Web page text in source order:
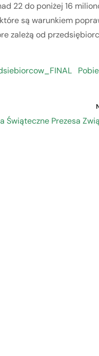
22 do poniżej 16
są warunkiem
zależą od